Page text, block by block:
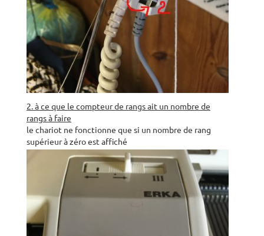
2. à ce que le compteur de rangs ait un nombre de
rangs à faire
le chariot ne fonctionne que si un nombre de rang
supérieur à zéro est affiché